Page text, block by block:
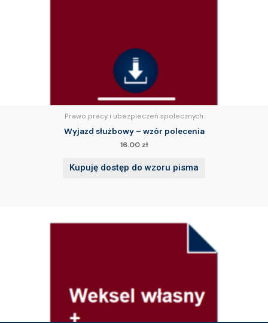
Prawo pracy i ubezpieczeń społecznych
Wyjazd służbowy – wzór polecenia
16.00 zł
Kupuję dostęp do wzoru pisma